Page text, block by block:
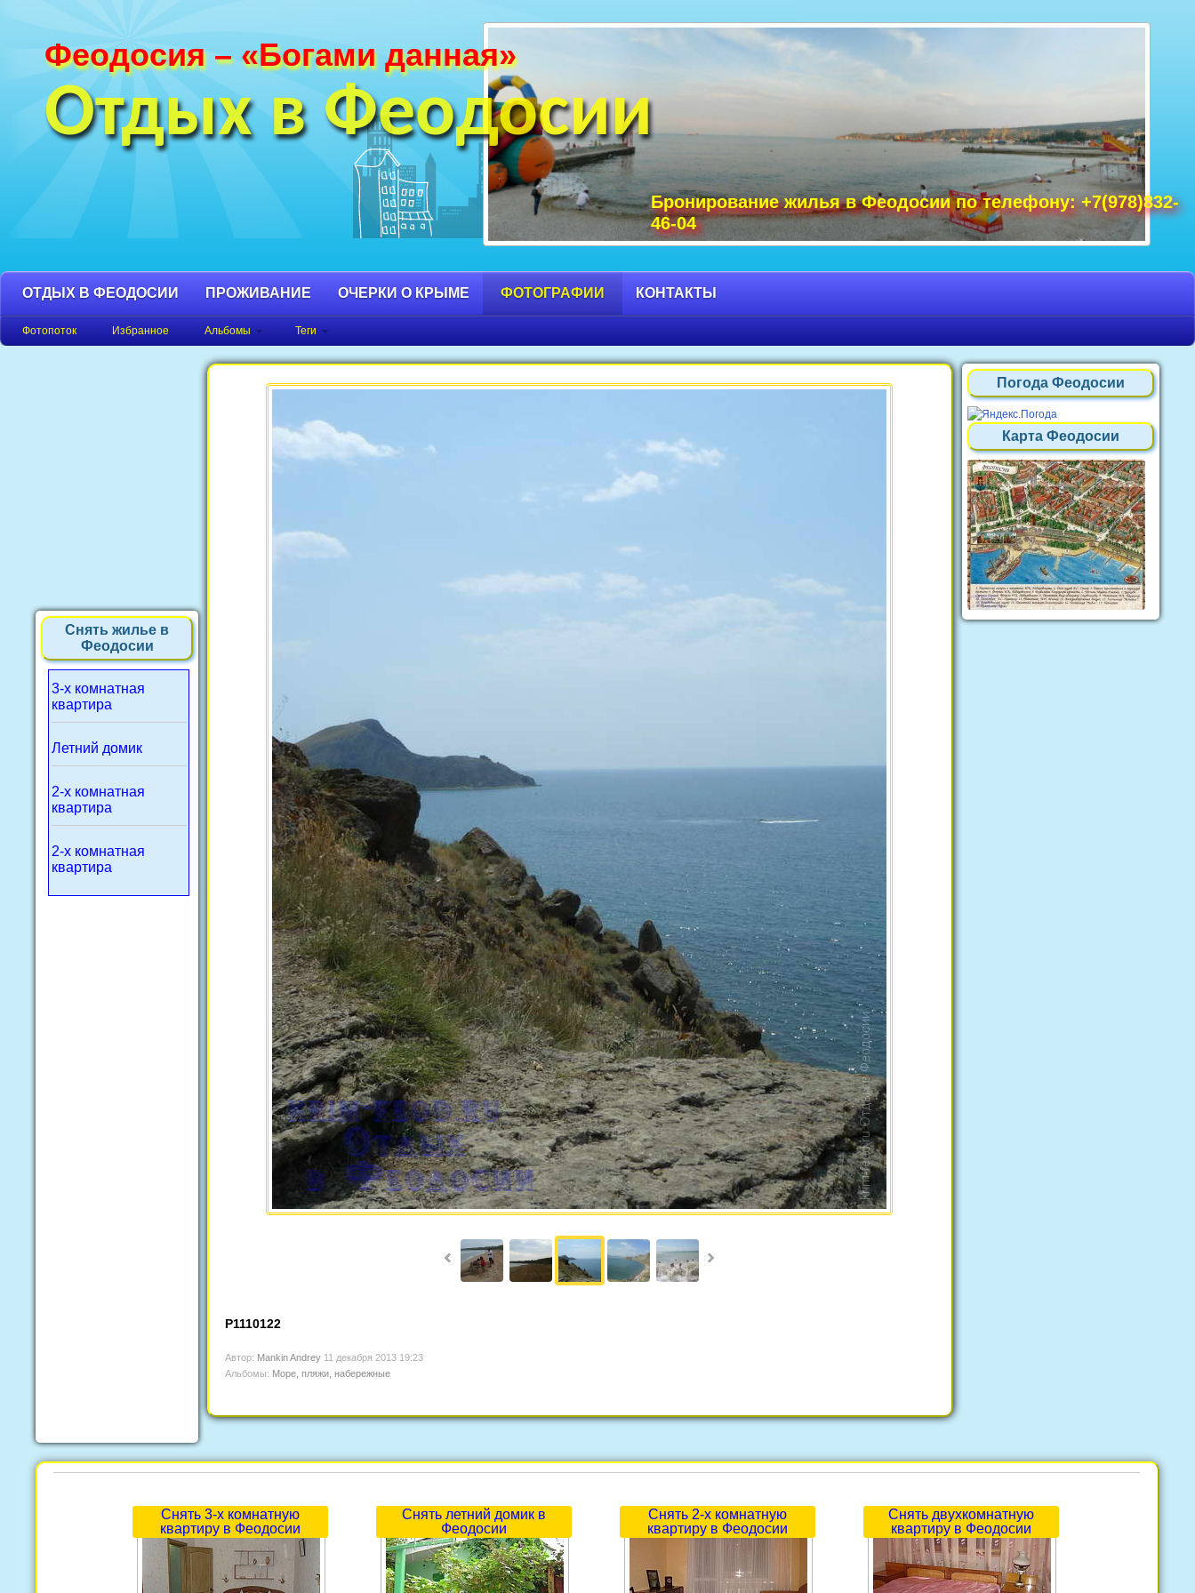
Феодосия – «Богами данная»
Отдых в Феодосии
Бронирование жилья в Феодосии по телефону: +7(978)832-
46-04
Фотографии Феодосии и Крыма. Пляжи Крыма фото, фото горы Крыма, Крым Судак фото, Крым фото Ялта, Крым фото
Феодосия, Орджоникидзе Крым фото, достопримечательности Крыма фото, море Крым фото, фото Нового Света, Крым
фото города, Крым фото Феодосия.
ОТДЫХ В ФЕОДОСИИ ПРОЖИВАНИЕ ОЧЕРКИ О КРЫМЕ ФОТОГРАФИИ КОНТАКТЫ
Фотопоток Избранное Альбомы Теги
Снять жилье в
Феодосии
3-х комнатная
квартира
Летний домик
2-х комнатная
квартира
2-х комнатная
квартира
Погода Феодосии
Карта Феодосии
P1110122
Автор: Mankin Andrey 11 декабря 2013 19:23
Альбомы: Море, пляжи, набережные
Снять 3-х комнатную
квартиру в Феодосии
Снять летний домик в
Феодосии
Снять 2-х комнатную
квартиру в Феодосии
Снять двухкомнатную
квартиру в Феодосии